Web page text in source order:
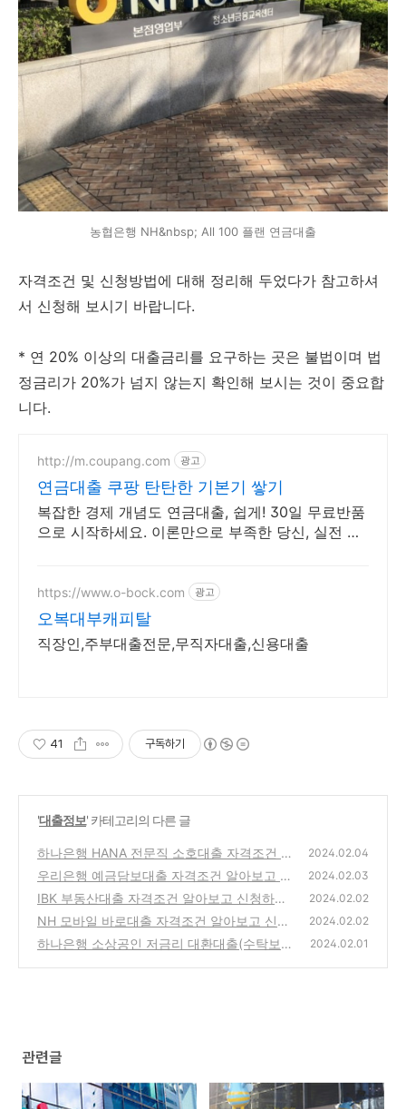
농협은행 NH&nbsp; All 100 플랜 연금대출
자격조건 및 신청방법에 대해 정리해 두었다가 참고하셔
서 신청해 보시기 바랍니다.
* 연 20% 이상의 대출금리를 요구하는 곳은 불법이며 법
정금리가 20%가 넘지 않는지 확인해 보시는 것이 중요합
니다.
http://m.coupang.com 광고
연금대출 쿠팡 탄탄한 기본기 쌓기
복잡한 경제 개념도 연금대출, 쉽게! 30일 무료반품
으로 시작하세요. 이론만으로 부족한 당신, 실전 투
https://www.o-bock.com 광고
오복대부캐피탈
직장인,주부대출전문,무직자대출,신용대출
41 구독하기
'대출정보' 카테고리의 다른 글
하나은행 HANA 전문직 소호대출 자격조건 알
아보고 신청하기(최대 3억원까지)
(26)
2024.02.04
우리은행 예금담보대출 자격조건 알아보고 신
청하기(최대 1억원까지)
(36)
2024.02.03
IBK 부동산대출 자격조건 알아보고 신청하기
(36)
2024.02.02
NH 모바일 바로대출 자격조건 알아보고 신청
하기(최대 1천만원까지)
(29)
2024.02.02
하나은행 소상공인 저금리 대환대출(수탁보
2024.02.01
관련글